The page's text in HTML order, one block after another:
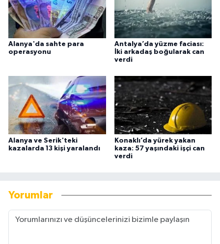
Alanya'da sahte para
operasyonu
Antalya’da yüzme faciası:
İki arkadaş boğularak can
verdi
Alanya ve Serik'teki
kazalarda 13 kişi yaralandı
Konaklı’da yürek yakan
kaza: 57 yaşındaki işçi can
verdi
Yorumlar